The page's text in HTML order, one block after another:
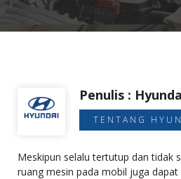
Penulis :
TENTANG
Meskipun selalu tertutup dan tidak
ruang mesin pada mobil juga